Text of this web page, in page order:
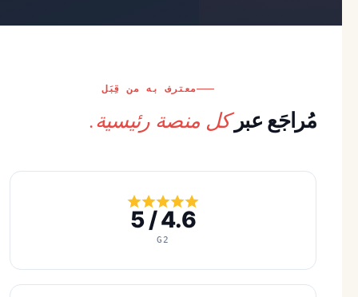
معترف به من قِبَل
مُراجَع عبركل منصة رئيسية.
4.6 / 5